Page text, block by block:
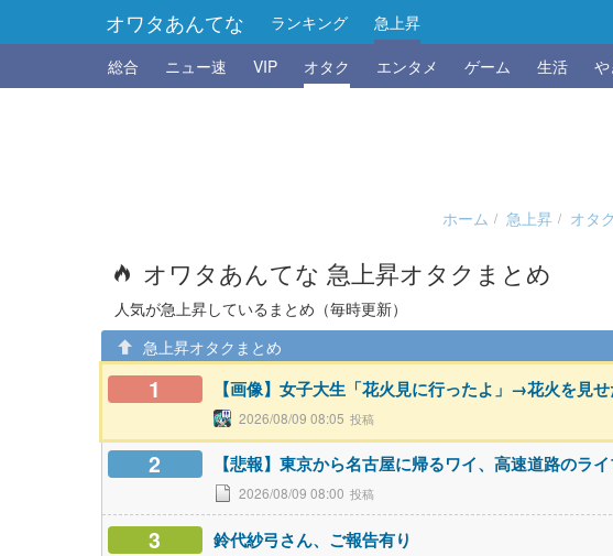
オワタあんてな ランキング
急上昇
総合
ニュー速 VIP オタク エンタメ ゲーム 生活 や
ホーム 急上昇 オタク
オワタあんてな 急上昇オタクまとめ
人気が急上昇しているまとめ（毎時更新）
急上昇オタクまとめ
1 【画像】女子大生「花火見に行ったよ」→花火を見
2026/08/09 08:05
2 【悲報】東京から名古屋に帰るワイ、高速道路のラ
2026/08/09 08:00
3 鈴代紗弓さん、ご報告有り